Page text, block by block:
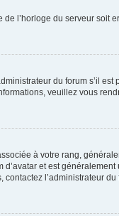
l’horloge du serveur
du forum s’il
veuillez vous
à votre rang,
et est
l’administrateur